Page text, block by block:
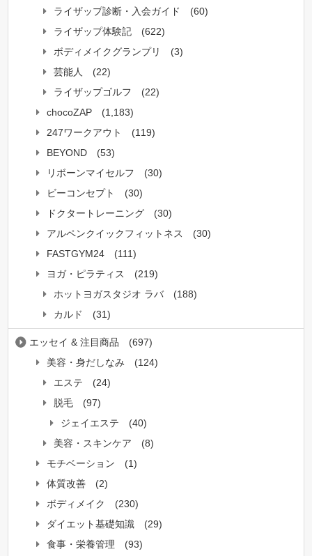
ライザップ診断・入会ガイド
(60)
ライザップ体験記
(622)
ボディメイクグランプリ
(3)
芸能人
(22)
ライザップゴルフ
(22)
chocoZAP
(1,183)
247ワークアウト
(119)
BEYOND
(53)
リボーンマイセルフ
(30)
ビーコンセプト
(30)
ドクタートレーニング
(30)
アルペンクイックフィットネス
(30)
FASTGYM24
(111)
ヨガ・ピラティス
(219)
ホットヨガスタジオ ラバ
(188)
カルド
(31)
エッセイ & 注目商品
(697)
美容・身だしなみ
(124)
エステ
(24)
脱毛
(97)
ジェイエステ
(40)
美容・スキンケア
(8)
モチベーション
(1)
体質改善
(2)
ボディメイク
(230)
ダイエット基礎知識
(29)
食事・栄養管理
(93)